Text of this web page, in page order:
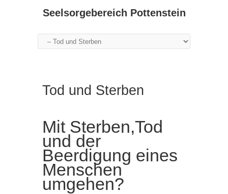
Seelsorgebereich Pottenstein
Tod und Sterben
Mit Sterben,Tod
und der
Beerdigung eines
Menschen
umgehen?